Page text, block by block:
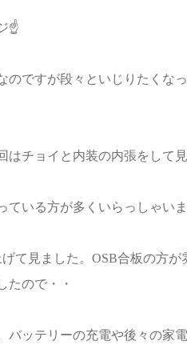
☝️
のですが段々といじりたくな
チョイと内装の内張をして見
いる方が多くいらっしゃいま
て見ました。OSB合板の方が
たので・・
バッテリーの充電や後々の家